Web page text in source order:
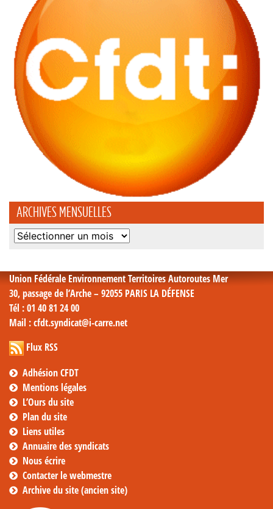
ARCHIVES MENSUELLES
Archives
Union Fédérale Environnement Territoires Autoroutes Mer
30, passage de l’Arche – 92055 PARIS LA DÉFENSE
Tél : 01 40 81 24 00
Mail : cfdt.syndicat@i-carre.net
Flux RSS
Adhésion CFDT
Mentions légales
L’Ours du site
Plan du site
Liens utiles
Annuaire des syndicats
Nous écrire
Contacter le webmestre
Archive du site (ancien site)